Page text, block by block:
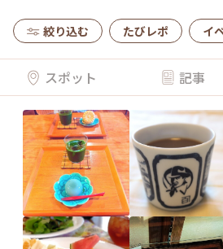
絞り込む たびレポ イ
スポット 記事